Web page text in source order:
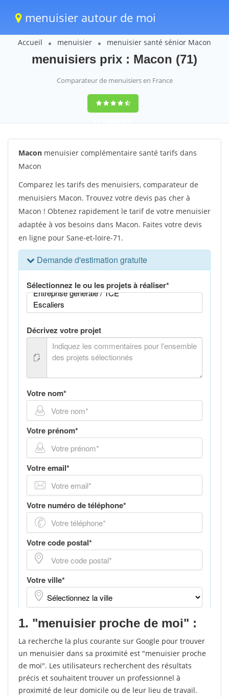
menuisier autour de moi
Accueil menuisier menuisier santé sénior Macon
menuisiers prix : Macon (71)
Comparateur de menuisiers en France
9,2(100%)1242
votes
Macon menuisier complémentaire santé tarifs dans
Macon
Comparez les tarifs des menuisiers, comparateur de
menuisiers Macon. Trouvez votre devis pas cher à
Macon ! Obtenez rapidement le tarif de votre menuisier
adaptée à vos besoins dans Macon. Faites votre devis
en ligne pour Sane-et-loire-71.
1. "menuisier proche de moi" :
La recherche la plus courante sur Google pour trouver
un menuisier dans sa proximité est "menuisier proche
de moi". Les utilisateurs recherchent des résultats
précis et souhaitent trouver un professionnel à
proximité de leur domicile ou de leur lieu de travail.